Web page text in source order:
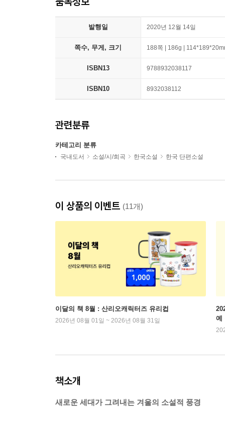
발행일 2020년 12월 14일
쪽수, 무게, 크기 188쪽 | 186g |
ISBN13 9788932038117
ISBN10 8932038112
관련분류
카테고리 분류
국내도서 소설/시/희곡 한국소설 한국 단편소설
이 상품의 이벤트 (11개)
이달의 책 8월 : 산리오캐릭터즈 유리컵
2026년 08월 01일 ~ 2026년 08월 31일
예
책소개
새로운 세대가 그려내는 겨울의 소설적 풍경